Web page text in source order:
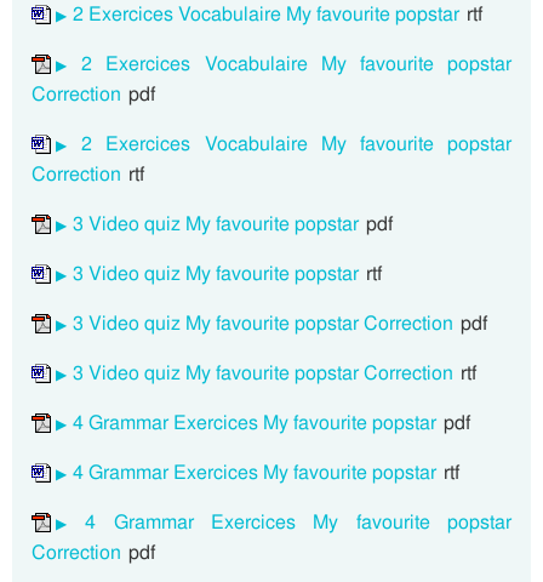
2 Exercices Vocabulaire My favourite popstar rtf
2 Exercices Vocabulaire My favourite popstar
Correction pdf
2 Exercices Vocabulaire My favourite popstar
Correction rtf
3 Video quiz My favourite popstar pdf
3 Video quiz My favourite popstar rtf
3 Video quiz My favourite popstar Correction pdf
3 Video quiz My favourite popstar Correction rtf
4 Grammar Exercices My favourite popstar pdf
4 Grammar Exercices My favourite popstar rtf
4 Grammar Exercices My favourite popstar
Correction pdf